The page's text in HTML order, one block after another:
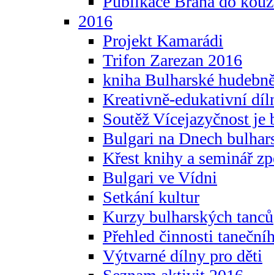
2016
Projekt Kamarádi
Trifon Zarezan 2016
kniha Bulharské
Kreativně-edukativní
Soutěž Vícejazyčnost je
Bulgari na Dnech
Křest knihy a seminář
Bulgari ve Vídni
Setkání kultur
Kurzy bulharských tanců
Přehled činnosti
Výtvarné dílny pro děti